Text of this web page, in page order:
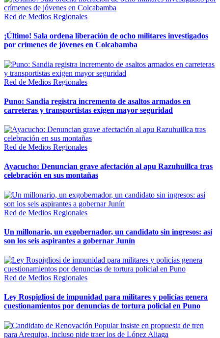
Red de Medios Regionales
¡Último! Sala ordena liberación de ocho militares investigados
por crímenes de jóvenes en Colcabamba
Red de Medios Regionales
Puno: Sandia registra incremento de asaltos armados en
carreteras y transportistas exigen mayor seguridad
Red de Medios Regionales
Ayacucho: Denuncian grave afectación al apu Razuhuillca tras
celebración en sus montañas
Red de Medios Regionales
Un millonario, un exgobernador, un candidato sin ingresos: así
son los seis aspirantes a gobernar Junín
Red de Medios Regionales
Ley Rospigliosi de impunidad para militares y policías genera
cuestionamientos por denuncias de tortura policial en Puno